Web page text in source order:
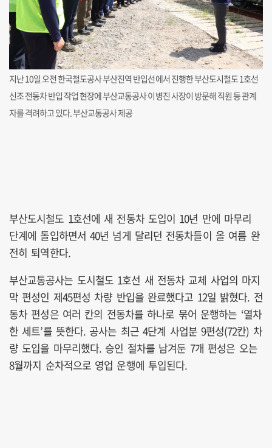
지난 10일 오전 한국철도공사 부산진역 반입선에서 진행한 부산도시철도 1호선
신조 전동차 반입 작업 현장에 부산교통공사 이병진 사장이 방문해 직원 등 관계
자를 격려하고 있다. 부산교통공사 제공
부산도시철도 1호선에 새 전동차 도입이 10년 만에 마무리
단계에 돌입하면서 40년 넘게 달리던 전동차들이 올 여름 완
전히 퇴역한다.
부산교통공사는 도시철도 1호선 새 전동차 교체 사업의 마지
막 편성인 제45편성 차량 반입을 완료했다고 12일 밝혔다. 전
동차 편성은 여러 칸의 전동차를 하나로 묶어 운행하는 ‘열차
한 세트’를 뜻한다. 공사는 최근 4단계 사업분 9편성(72칸) 차
량 도입을 마무리했다. 승인 절차를 남겨둔 7개 편성은 오는
8월까지 순차적으로 영업 운행에 투입된다.